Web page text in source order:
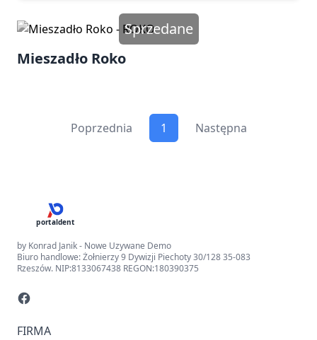
Sprzedane
Mieszadło Roko
Poprzednia 1 Następna
portaldent
by Konrad Janik - Nowe Uzywane Demo
Biuro handlowe: Żołnierzy 9 Dywizji Piechoty 30/128 35-083
Rzeszów. NIP:8133067438 REGON:180390375
FIRMA